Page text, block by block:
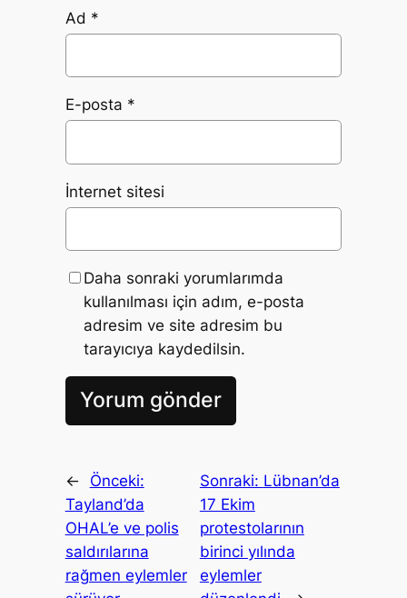
Ad *
E-posta *
İnternet sitesi
Daha sonraki yorumlarımda
kullanılması için adım, e-posta
adresim ve site adresim bu
tarayıcıya kaydedilsin.
←
Önceki:
Tayland’da
OHAL’e ve polis
saldırılarına
rağmen eylemler
Sonraki: Lübnan’da
17 Ekim
protestolarının
birinci yılında
eylemler